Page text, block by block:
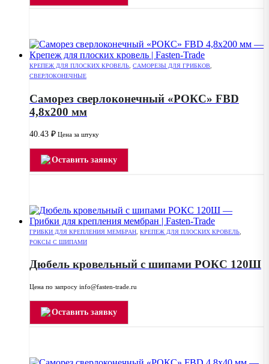
КРЕПЕЖ ДЛЯ ПЛОСКИХ КРОВЕЛЬ, САМОРЕЗЫ ДЛЯ ГРИБКОВ,
СВЕРЛОКОНЕЧНЫЕ
Саморез сверлоконечный «РОКС» FBD
4,8х200 мм
40.43 ₽ Цена за штуку
Оставить заявку
ГРИБКИ ДЛЯ КРЕПЛЕНИЯ МЕМБРАН КРЕПЕЖ ДЛЯ ПЛОСКИХ КРОВЕЛЬ
РОКСЫ С ШИПАМИ
Дюбель кровельный с шипами РОКС 120Ш
Цена по запросу info@fasten-trade.ru
Оставить заявку